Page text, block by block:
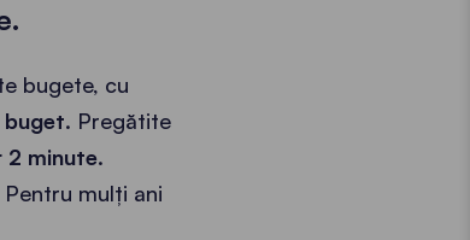
bugete, cu
buget. Pregătite
2 minute.
Pentru mulți ani